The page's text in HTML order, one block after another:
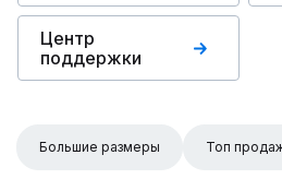
Центр
поддержки
Большие размеры Топ